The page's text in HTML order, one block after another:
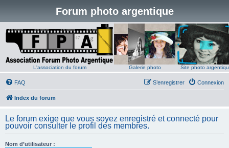
Forum photo argentique
L'association du forum Galerie photo Site photo
FAQ Connexion
S’enregistrer
Index du forum
Le forum exige que vous soyez enregistré et connecté pour
pouvoir consulter le profil des membres.
Nom d’utilisateur :